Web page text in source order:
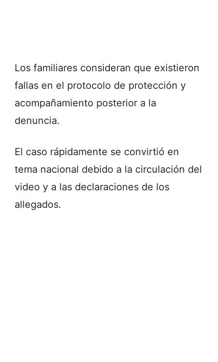
Los familiares consideran que existieron
fallas en el protocolo de protección y
acompañamiento posterior a la
denuncia.
El caso rápidamente se convirtió en
tema nacional debido a la circulación del
video y a las declaraciones de los
allegados.